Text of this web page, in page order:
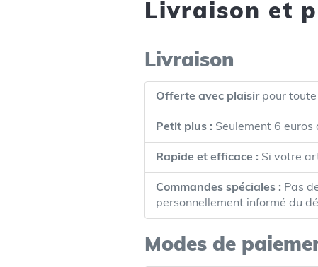
Livraison et
Livraison
Offerte avec plaisirpour toute
Petit plus : Seulement 6
Rapide et efficace : Si votre
Commandes spéciales : Pas
personnellement informé du
Modes de